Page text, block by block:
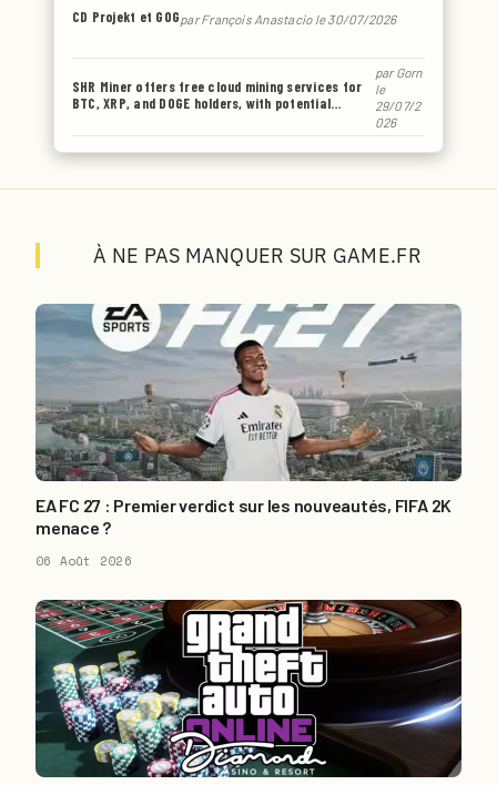
CD Projekt et GOGparFrançois Anastaciole 30/07/2026
SHR Miner offers free cloud mining services for
BTC, XRP, and DOGE holders, with potential
parGorn
le
29/07/2
026
À NE PAS MANQUER SUR GAME.FR
EA FC 27 : Premier verdict sur les nouveautés, FIFA 2K
menace ?
06 Août 2026